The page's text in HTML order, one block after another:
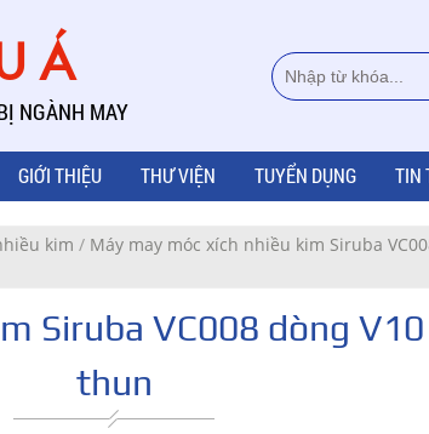
Á
NGÀNH MAY
GIỚI THIỆU THƯ VIỆN TUYỂN DỤNG TIN
kim / Máy may móc xích nhiều kim Siruba
Siruba VC008 dòng
thun